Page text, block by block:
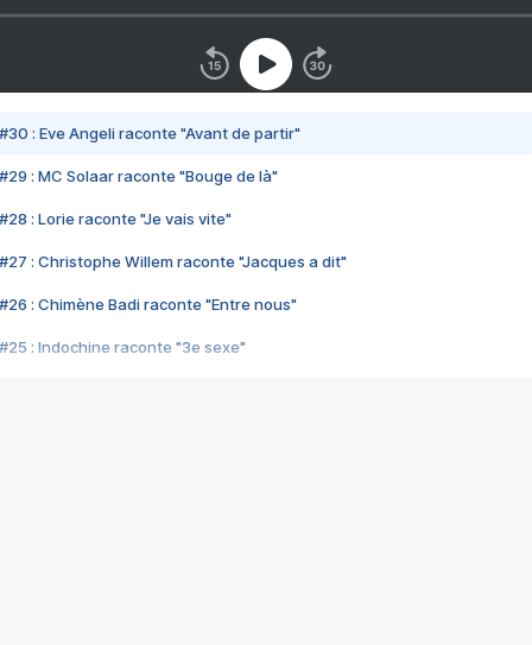
#30 : Eve Angeli raconte "Avant de partir"
#29 : MC Solaar raconte "Bouge de là"
#28 : Lorie raconte "Je vais vite"
#27 : Christophe Willem raconte "Jacques a dit"
#26 : Chimène Badi raconte "Entre nous"
#25 : Indochine raconte "3e sexe"